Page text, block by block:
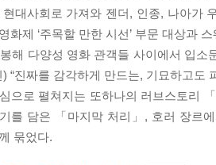
대사회로 가져와 젠더, 인종, 나아가
화제 ‘주목할 만한 시선’ 부문 대상과
해 다양성 영화 관객들 사이에서 입
) “진짜를 감각하게 만드는, 기묘하고
으로 펼쳐지는 또하나의 러브스토리
를 담은 「마지막 처리」, 호러 장르
묶었다.